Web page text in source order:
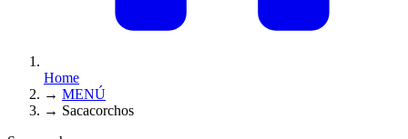
Home
→ MENÚ
→ Sacacorchos